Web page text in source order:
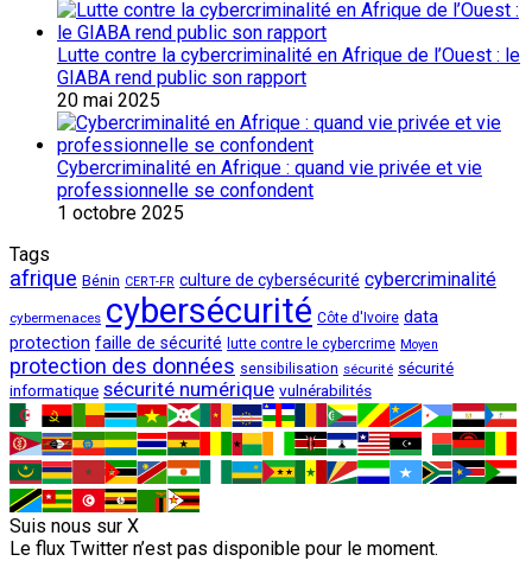
Lutte contre la cybercriminalité en Afrique de l’Ouest : le
GIABA rend public son rapport
20 mai 2025
Cybercriminalité en Afrique : quand vie privée et vie
professionnelle se confondent
1 octobre 2025
Tags
afrique Bénin CERT-FR culture de cybersécurité cybercriminalité
cybermenaces cybersécurité Côte d'Ivoire data
protection faille de sécurité lutte contre le cybercrime Moyen
protection des données sensibilisation sécurité sécurité
informatique sécurité numérique vulnérabilités
Suis nous sur X
Le flux Twitter n’est pas disponible pour le moment.